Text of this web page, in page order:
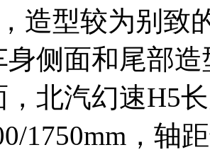
造型较为别致
身侧面和尾部
，北汽幻速H5
1750mm，轴